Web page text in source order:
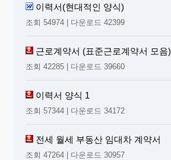
이력서(현대적인 양식)
조회 54974 | 다운로드 42399
근로계약서 (표준근로계약서 모음)
조회 42285 | 다운로드 39660
이력서 양식 1
조회 57344 | 다운로드 34172
전세 월세 부동산 임대차 계약서
조회 47264 | 다운로드 30957